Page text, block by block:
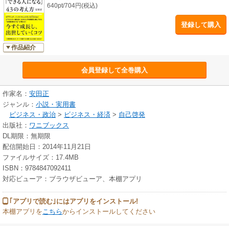
作品紹介
640pt/704円(税込)
登録して購入
会員登録して全巻購入
作家名： 安田正
ジャンル： 小説・実用書
ビジネス・政治 > ビジネス・経済 > 自己啓発
出版社： ワニブックス
DL期限：無期限
配信開始日：2014年11月21日
ファイルサイズ：17.4MB
ISBN：9784847092411
対応ビューア：ブラウザビューア、本棚アプリ
｢アプリで読む｣にはアプリをインストール!
本棚アプリをこちらからインストールしてください